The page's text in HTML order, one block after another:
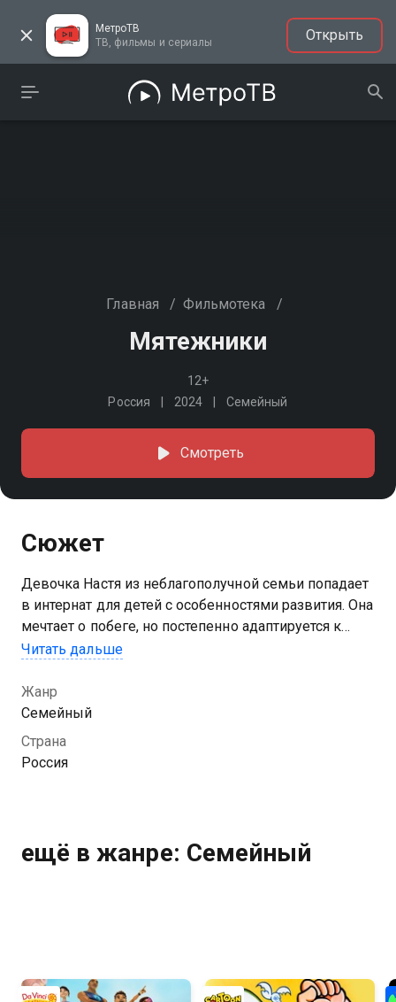
МетроТВ
ТВ, фильмы и сериалы
Открыть
Главная / Фильмотека /
Мятежники
12+
Россия
2024 Семейный
Смотреть
Сюжет
Девочка Настя из неблагополучной семьи попадает
в интернат для детей с особенностями развития. Она
мечтает о побеге, но постепенно адаптируется к
новой жизни. Но районные власти хотят снести его
Читать дальше
Жанр
Семейный
Страна
Россия
ещё в жанре: Семейный